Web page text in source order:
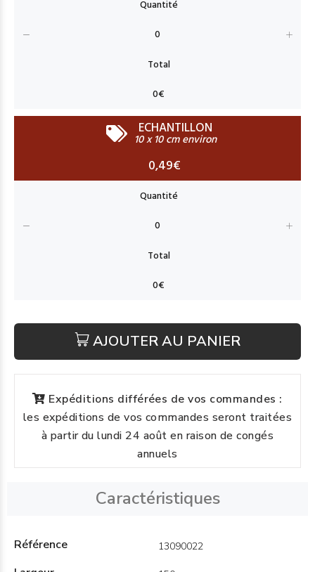
ECHANTILLON
10 x 10 cm environ
0,49€
AJOUTER AU PANIER
Expéditions différées de vos commandes :
les expéditions de vos commandes seront traitées
à partir du lundi 24 août en raison de congés
annuels
Caractéristiques
Référence 13090022